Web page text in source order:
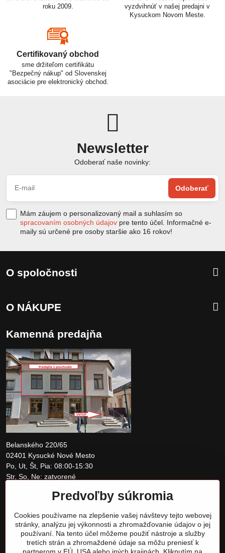
roku 2009.
vyzdvihnúť v našej predajni v
Kysuckom Novom Meste.
Certifikovaný obchod
sme držiteľom certifikátu
"Bezpečný nákup" od Slovenskej
asociácie pre elektronický obchod.
Newsletter
Odoberať naše novinky:
Odoberať
Mám záujem o personalizovaný mail a suhlasím so
spracovaním osobných údajov pre tento účel. Informačné e-
maily sú určené pre osoby staršie ako 16 rokov!
O spoločnosti
O NÁKUPE
Kamenná predajňa
Belanského 220/65
02401 Kysucké Nové Mesto
Po, Ut, Št, Pia: 08:00-15:30
Str, So, Ne: zatvorené
obchod@tomshardware.sk
Predvoľby súkromia
Cookies používame na zlepšenie vašej návštevy tejto webovej
stránky, analýzu jej výkonnosti a zhromažďovanie údajov o jej
používaní. Na tento účel môžeme použiť nástroje a služby
tretích strán a zhromaždené údaje sa môžu preniesť k